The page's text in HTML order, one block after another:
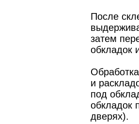
После
затем
обкладок
и
под
обкладок
дверях).